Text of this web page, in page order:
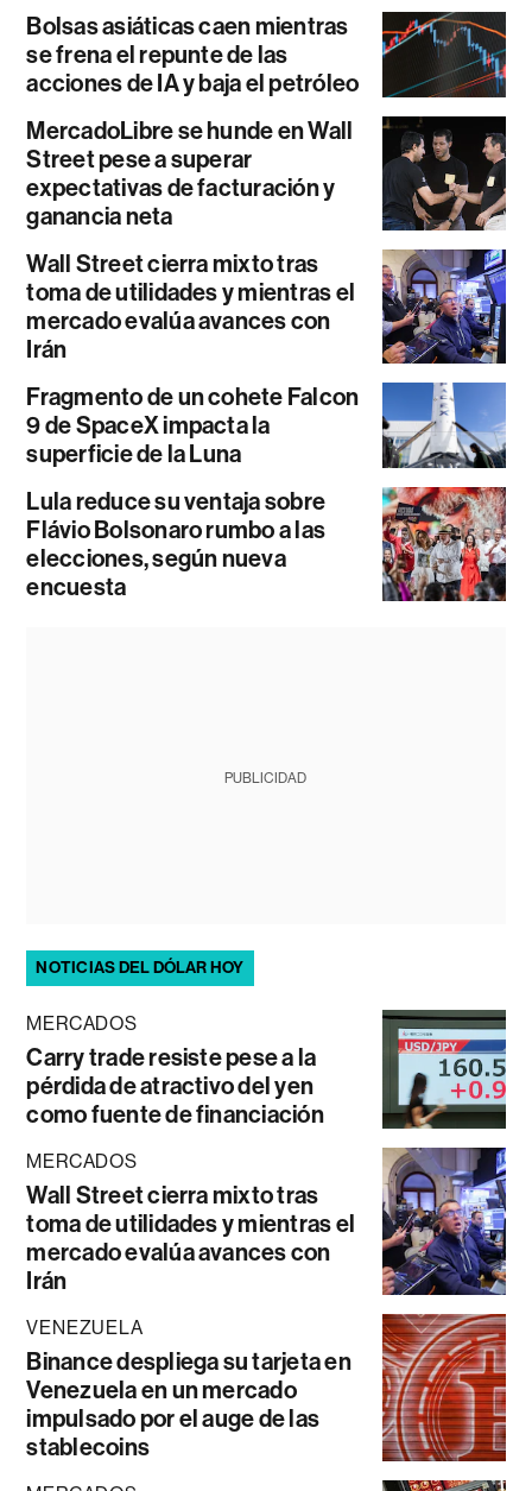
Bolsas asiáticas caen mientras
se frena el repunte de las
acciones de IA y baja el petróleo
MercadoLibre se hunde en Wall
Street pese a superar
expectativas de facturación y
ganancia neta
Wall Street cierra mixto tras
toma de utilidades y mientras el
mercado evalúa avances con
Irán
Fragmento de un cohete Falcon
9 de SpaceX impacta la
superficie de la Luna
Lula reduce su ventaja sobre
Flávio Bolsonaro rumbo a las
elecciones, según nueva
encuesta
PUBLICIDAD
NOTICIAS DEL DÓLAR HOY
MERCADOS
Carry trade resiste pese a la
pérdida de atractivo del yen
como fuente de financiación
MERCADOS
Wall Street cierra mixto tras
toma de utilidades y mientras el
mercado evalúa avances con
Irán
VENEZUELA
Binance despliega su tarjeta en
Venezuela en un mercado
impulsado por el auge de las
stablecoins